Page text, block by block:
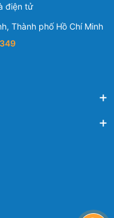
điện tử
Thành phố Hồ Chí Minh